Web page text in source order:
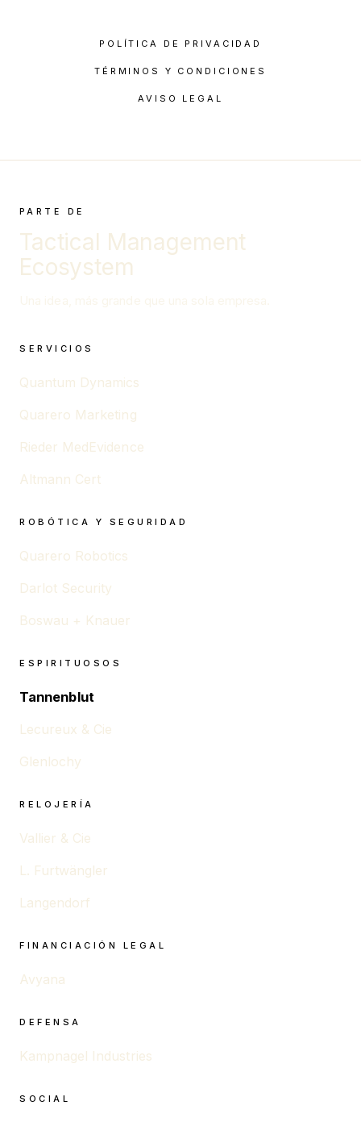
POLÍTICA DE PRIVACIDAD
TÉRMINOS Y CONDICIONES
AVISO LEGAL
PARTE DE
Tactical Management
Ecosystem
SERVICIOS
Quantum Dynamics
Quarero Marketing
Rieder MedEvidence
Altmann Cert
ROBÓTICA Y SEGURIDAD
Quarero Robotics
Darlot Security
Boswau + Knauer
ESPIRITUOSOS
Tannenblut
Lecureux & Cie
Glenlochy
RELOJERÍA
Vallier & Cie
L. Furtwängler
Langendorf
FINANCIACIÓN LEGAL
Avyana
DEFENSA
Kampnagel Industries
SOCIAL